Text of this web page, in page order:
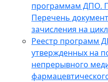
программам ДПО.
Перечень
зачисления на
Реестр программ
утвержденных на
непрерывного